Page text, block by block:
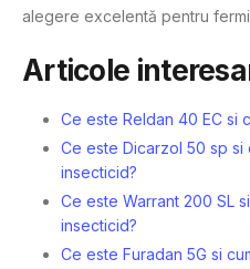
alegere excelentă pentru
Articole
Ce este Reldan 40 EC si
Ce este Dicarzol 50 sp si
insecticid?
Ce este Warrant 200 SL
insecticid?
Ce este Furadan 5G si